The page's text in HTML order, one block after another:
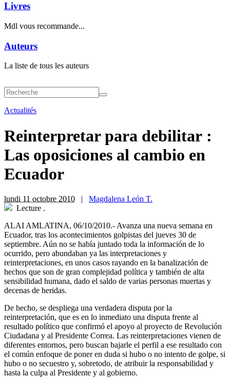
Livres
Mdl vous recommande...
Auteurs
La liste de tous les auteurs
Actualités
Reinterpretar para debilitar :
Las oposiciones al cambio en
Ecuador
lundi 11 octobre 2010 | Magdalena León T.
Lecture .
ALAI AMLATINA, 06/10/2010.- Avanza una nueva semana en
Ecuador, tras los acontecimientos golpistas del jueves 30 de
septiembre. Aún no se había juntado toda la información de lo
ocurrido, pero abundaban ya las interpretaciones y
reinterpretaciones, en unos casos rayando en la banalización de
hechos que son de gran complejidad política y también de alta
sensibilidad humana, dado el saldo de varias personas muertas y
decenas de heridas.
De hecho, se despliega una verdadera disputa por la
reinterpretación, que es en lo inmediato una disputa frente al
resultado político que confirmó el apoyo al proyecto de Revolución
Ciudadana y al Presidente Correa. Las reinterpretaciones vienen de
diferentes entornos, pero buscan bajarle el perfil a ese resultado con
el común enfoque de poner en duda si hubo o no intento de golpe, si
hubo o no secuestro y, sobretodo, de atribuir la responsabilidad y
hasta la culpa al Presidente y al gobierno.